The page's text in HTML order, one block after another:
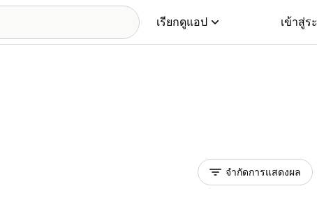
เรียกดูแอป เข้าสู่ร
จำกัดการแสดงผล